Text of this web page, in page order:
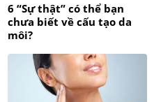
6 “Sự thật” có thể bạn
chưa biết về cấu tạo da
môi?